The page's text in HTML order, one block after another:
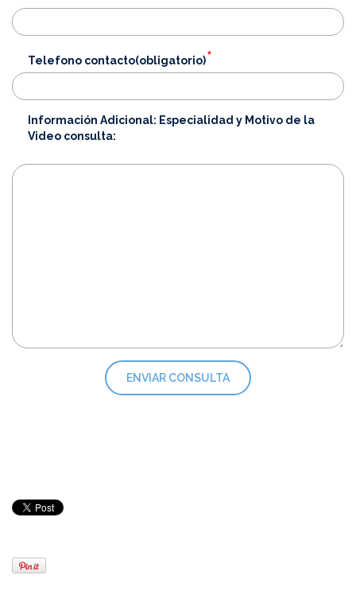
Telefono contacto(obligatorio)*
Información Adicional: Especialidad y Motivo de la
Video consulta: